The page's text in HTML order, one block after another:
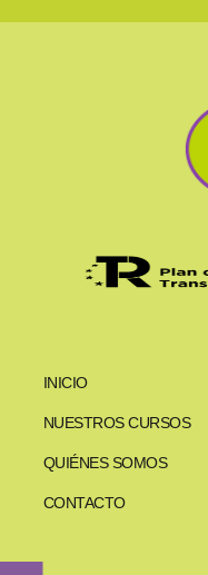
INICIO
NUESTROS CURSOS
QUIÉNES SOMOS
CONTACTO